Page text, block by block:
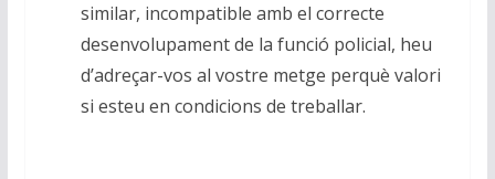
similar, incompatible amb el correcte
desenvolupament de la funció policial, heu
d’adreçar-vos al vostre metge perquè valori
si esteu en condicions de treballar.